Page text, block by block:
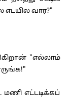
வார?"
"எல்லாம்
மணி எட்டடிக்கப்